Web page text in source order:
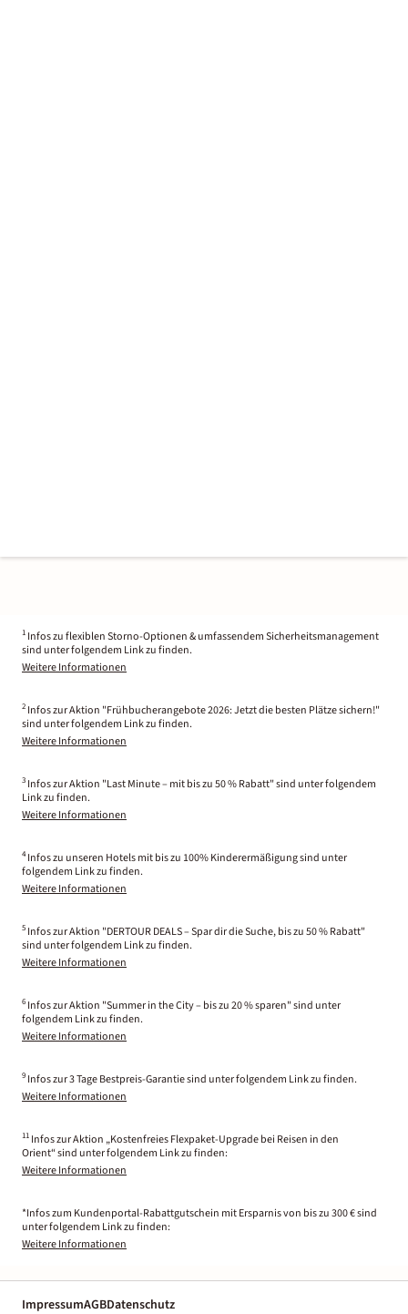
1 Infos zu flexiblen Storno-Optionen & umfassendem Sicherheitsmanagement
sind unter folgendem Link zu finden.
Weitere Informationen
2 Infos zur Aktion "Frühbucherangebote 2026: Jetzt die besten Plätze sichern!"
sind unter folgendem Link zu finden.
Weitere Informationen
3 Infos zur Aktion "Last Minute – mit bis zu 50 % Rabatt" sind unter folgendem
Link zu finden.
Weitere Informationen
4 Infos zu unseren Hotels mit bis zu 100% Kinderermäßigung sind unter
folgendem Link zu finden.
Weitere Informationen
5 Infos zur Aktion "DERTOUR DEALS – Spar dir die Suche, bis zu 50 % Rabatt"
sind unter folgendem Link zu finden.
Weitere Informationen
6 Infos zur Aktion "Summer in the City – bis zu 20 % sparen" sind unter
folgendem Link zu finden.
Weitere Informationen
9 Infos zur 3 Tage Bestpreis-Garantie sind unter folgendem Link zu finden.
Weitere Informationen
11 Infos zur Aktion „Kostenfreies Flexpaket-Upgrade bei Reisen in den
Orient“ sind unter folgendem Link zu finden:
Weitere Informationen
*Infos zum Kundenportal-Rabattgutschein mit Ersparnis von bis zu 300 € sind
unter folgendem Link zu finden:
Weitere Informationen
ImpressumAGBDatenschutz